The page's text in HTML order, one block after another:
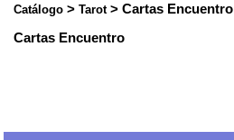
Catálogo > Tarot> Cartas Encuentro
Cartas Encuentro